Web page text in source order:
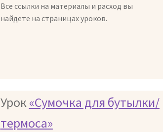
Все ссылки на материалы и расход вы
найдете на страницах уроков.
Урок «Сумочка для бутылки/
термоса»